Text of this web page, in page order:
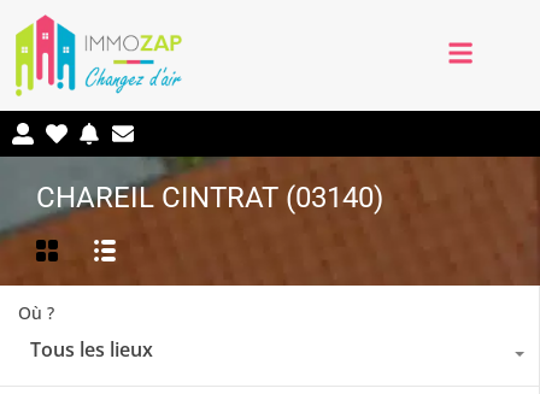
CHAREIL CINTRAT (03140)
Où ?
Tous les lieux